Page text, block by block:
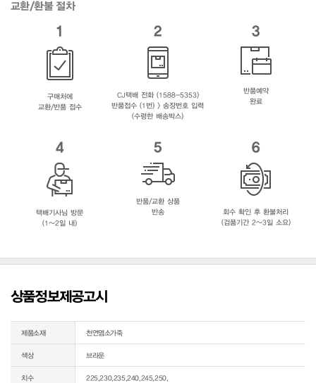
교환/환불 절차
1
구매처에
교환/반품 접수
2
CJ택배 전화 (1588-5353)
반품접수 (1번) > 송장번호 입력
(수령한 배송박스)
3
반품예약
완료
4
택배기사님 방문
(1~2일 내)
5
반품/교환 상품
반송
6
회수 확인 후 환불처리
(검품기간 2~3일 소요)
상품정보제공고시
제품소재 천연염소가죽
색상 브라운
치수 225,230,235,240,245,250,